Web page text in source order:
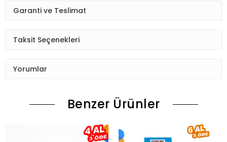
Garanti ve Teslimat
Taksit Seçenekleri
Yorumlar
Benzer Ürünler